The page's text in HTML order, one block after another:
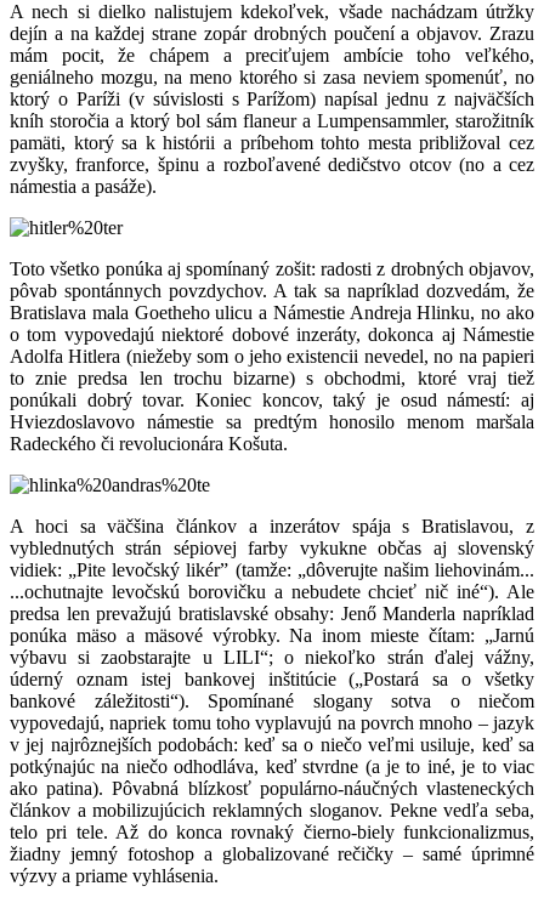
A nech si dielko nalistujem kdekoľvek, všade nachádzam útržky
dejín a na každej strane zopár drobných poučení a objavov. Zrazu
mám pocit, že chápem a preciťujem ambície toho veľkého,
geniálneho mozgu, na meno ktorého si zasa neviem spomenúť, no
ktorý o Paríži (v súvislosti s Parížom) napísal jednu z najväčších
kníh storočia a ktorý bol sám flaneur a Lumpensammler, starožitník
pamäti, ktorý sa k histórii a príbehom tohto mesta približoval cez
zvyšky, franforce, špinu a rozboľavené dedičstvo otcov (no a cez
námestia a pasáže).
Toto všetko ponúka aj spomínaný zošit: radosti z drobných objavov,
pôvab spontánnych povzdychov. A tak sa napríklad dozvedám, že
Bratislava mala Goetheho ulicu a Námestie Andreja Hlinku, no ako
o tom vypovedajú niektoré dobové inzeráty, dokonca aj Námestie
Adolfa Hitlera (niežeby som o jeho existencii nevedel, no na papieri
to znie predsa len trochu bizarne) s obchodmi, ktoré vraj tiež
ponúkali dobrý tovar. Koniec koncov, taký je osud námestí: aj
Hviezdoslavovo námestie sa predtým honosilo menom maršala
Radeckého či revolucionára Košuta.
A hoci sa väčšina článkov a inzerátov spája s Bratislavou, z
vyblednutých strán sépiovej farby vykukne občas aj slovenský
vidiek: „Pite levočský likér” (tamže: „dôverujte našim liehovinám...
...ochutnajte levočskú borovičku a nebudete chcieť nič iné“). Ale
predsa len prevažujú bratislavské obsahy: Jenő Manderla napríklad
ponúka mäso a mäsové výrobky. Na inom mieste čítam: „Jarnú
výbavu si zaobstarajte u LILI“; o niekoľko strán ďalej vážny,
úderný oznam istej bankovej inštitúcie („Postará sa o všetky
bankové záležitosti“). Spomínané slogany sotva o niečom
vypovedajú, napriek tomu toho vyplavujú na povrch mnoho – jazyk
v jej najrôznejších podobách: keď sa o niečo veľmi usiluje, keď sa
potkýnajúc na niečo odhodláva, keď stvrdne (a je to iné, je to viac
ako patina). Pôvabná blízkosť populárno-náučných vlasteneckých
článkov a mobilizujúcich reklamných sloganov. Pekne vedľa seba,
telo pri tele. Až do konca rovnaký čierno-biely funkcionalizmus,
žiadny jemný fotoshop a globalizované rečičky – samé úprimné
výzvy a priame vyhlásenia.